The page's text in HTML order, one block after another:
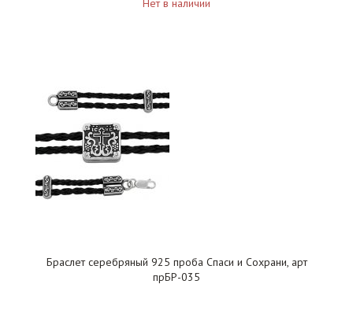
Нет в наличии
Браслет серебряный 925 проба Спаси и Сохрани, арт
прБР-035